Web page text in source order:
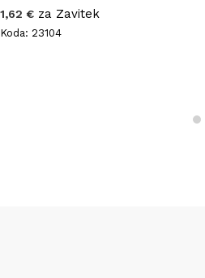
1,62 € za Zavitek
Koda: 23104